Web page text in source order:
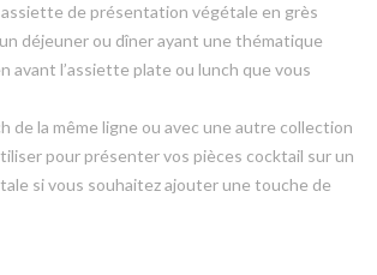
de présentation végétale en grès
déjeuner ou dîner ayant une thématique
avant l’assiette plate ou lunch que vous
de la même ligne ou avec une autre collection
pour présenter vos pièces cocktail sur un
si vous souhaitez ajouter une touche de